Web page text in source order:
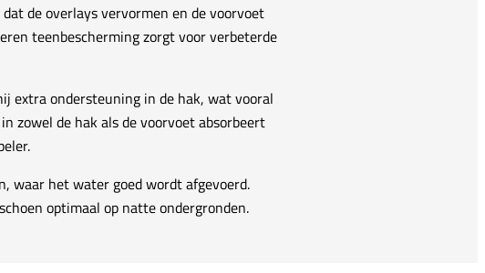
de overlays vervormen en de voorvoet
teenbescherming zorgt voor verbeterde
extra ondersteuning in de hak, wat vooral
zowel de hak als de voorvoet absorbeert
waar het water goed wordt afgevoerd.
optimaal op natte ondergronden.